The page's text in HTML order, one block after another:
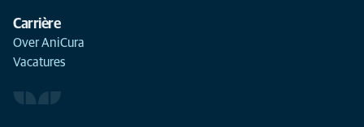
Carrière
Over AniCura
Vacatures